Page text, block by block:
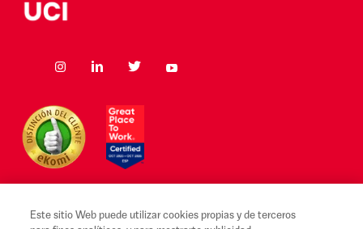
Este sitio Web puede utilizar cookies propias y de terceros